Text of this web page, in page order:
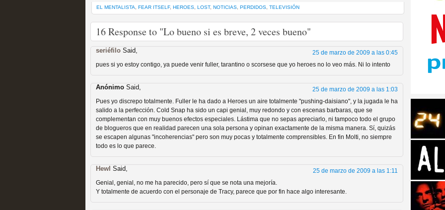
Las temporadas de pilotos de Amazon
MOLTISANTI
Recomendación de la semana
Galería con los Mejores Personajes de Series de
Televisión
MOLTISANTI
EL MENTALISTA FEAR ITSELF, HEROES LOST, NOTICIAS PERDIDOS TELEVISIÓN
16 Response to "Lo bueno si es breve, 2 veces bueno"
seriéfilo Said,
25 de marzo de 2009 a las 0:45
pues si yo estoy contigo, ya puede venir fuller, tarantino o scorsese que yo heroes no lo veo más. Ni lo intento
Anónimo Said,
25 de marzo de 2009 a las 1:03
Pues yo discrepo totalmente. Fuller le ha dado a Heroes un aire totalmente "pushing-daisiano", y la jugada le ha
salido a la perfección. Cold Snap ha sido un capi genial, muy redondo y con escenas barbaras, que se
complementan con muy buenos efectos especiales. Lástima que no sepas apreciarlo, ni tampoco todo el grupo
de blogueros que en realidad parecen una sola persona y opinan exactamente de la misma manera. Sí, quizás
se escapen algunas "incoherencias" pero son muy pocas y totalmente comprensibles. En fin Molti, no siempre
todo es lo que parece.
Hewl Said,
25 de marzo de 2009 a las 1:11
Genial, genial, no me ha parecido, pero sí que se nota una mejoría.
Y totalmente de acuerdo con el personaje de Tracy, parece que por fin hace algo interesante.